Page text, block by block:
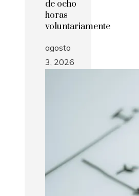
de ocho
horas
voluntariamente
agosto
3, 2026